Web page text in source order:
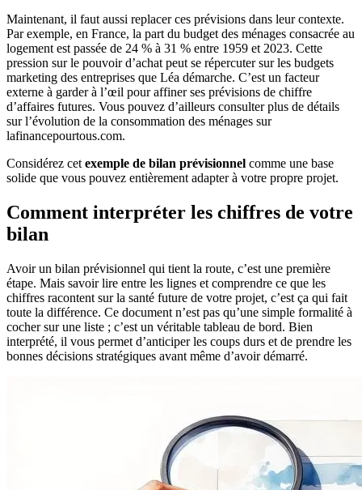
Maintenant, il faut aussi replacer ces prévisions dans leur contexte.
Par exemple, en France, la part du budget des ménages consacrée au
logement est passée de 24 % à 31 % entre 1959 et 2023. Cette
pression sur le pouvoir d’achat peut se répercuter sur les budgets
marketing des entreprises que Léa démarche. C’est un facteur
externe à garder à l’œil pour affiner ses prévisions de chiffre
d’affaires futures. Vous pouvez d’ailleurs consulter plus de détails
sur l’évolution de la consommation des ménages sur
lafinancepourtous.com.
Considérez cet exemple de bilan prévisionnel comme une base
solide que vous pouvez entièrement adapter à votre propre projet.
Comment interpréter les chiffres de votre
bilan
Avoir un bilan prévisionnel qui tient la route, c’est une première
étape. Mais savoir lire entre les lignes et comprendre ce que les
chiffres racontent sur la santé future de votre projet, c’est ça qui fait
toute la différence. Ce document n’est pas qu’une simple formalité à
cocher sur une liste ; c’est un véritable tableau de bord. Bien
interprété, il vous permet d’anticiper les coups durs et de prendre les
bonnes décisions stratégiques avant même d’avoir démarré.